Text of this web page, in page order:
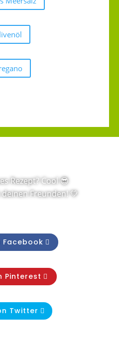
Rezept? Cool 😎
Freunden! 💚
Facebook
Pinterest
Twitter